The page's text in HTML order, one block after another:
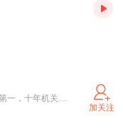
雅文，喜马拉雅收听量超2000万专辑主播，专辑常年居喜马拉雅个人成长排行榜前十。 国考笔试面试双第一，十年机关文秘写作经验。 4年时间带领20多万粉丝积累公考申论热点，十余次命中公考申论话题，助力数百名考生成功上岸。 独家研发申论大作文速成框架，帮助申论小白快速高效掌握大作文写作方法，实现申论短时间内快速提10分。
加关注